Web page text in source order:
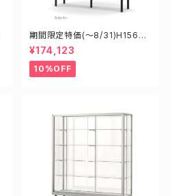
期間限定特価(～8/31)H15608
S W1500D600H1800mm 新
型業務用ガラスケース ショーケ
ース
¥174,123
10%OFF